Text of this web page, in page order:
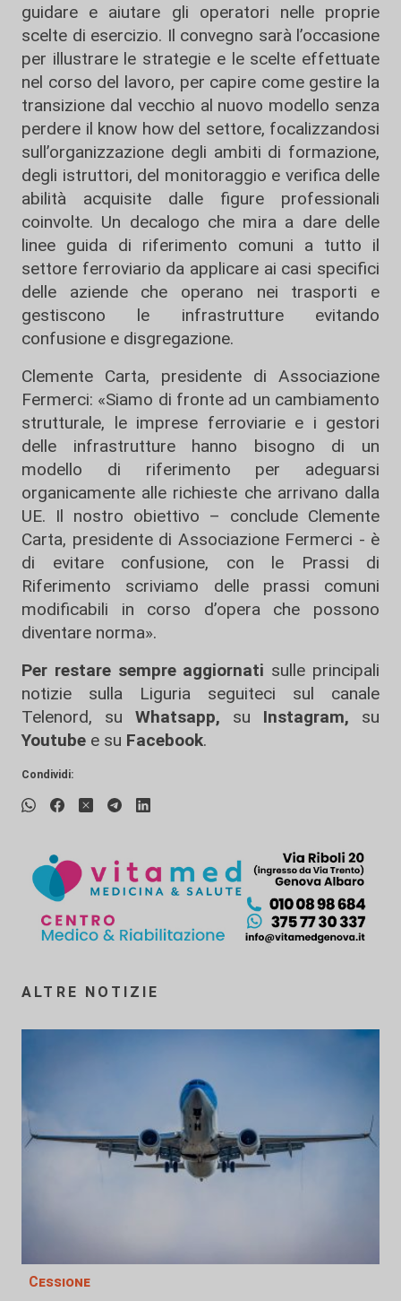
guidare e aiutare gli operatori nelle proprie
scelte di esercizio. Il convegno sarà l’occasione
per illustrare le strategie e le scelte effettuate
nel corso del lavoro, per capire come gestire la
transizione dal vecchio al nuovo modello senza
perdere il know how del settore, focalizzandosi
sull’organizzazione degli ambiti di formazione,
degli istruttori, del monitoraggio e verifica delle
abilità acquisite dalle figure professionali
coinvolte. Un decalogo che mira a dare delle
linee guida di riferimento comuni a tutto il
settore ferroviario da applicare ai casi specifici
delle aziende che operano nei trasporti e
gestiscono le infrastrutture evitando
confusione e disgregazione.
Clemente Carta, presidente di Associazione
Fermerci: «Siamo di fronte ad un cambiamento
strutturale, le imprese ferroviarie e i gestori
delle infrastrutture hanno bisogno di un
modello di riferimento per adeguarsi
organicamente alle richieste che arrivano dalla
UE. Il nostro obiettivo – conclude Clemente
Carta, presidente di Associazione Fermerci - è
di evitare confusione, con le Prassi di
Riferimento scriviamo delle prassi comuni
modificabili in corso d’opera che possono
diventare norma».
Per restare sempre aggiornati sulle principali
notizie sulla Liguria seguiteci sul canale
Telenord, su
Whatsapp, su Instagram, su
Youtube e su Facebook.
Condividi:
ALTRE NOTIZIE
Cessione